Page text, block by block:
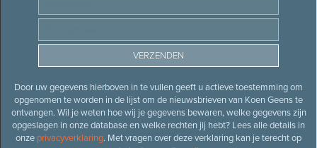
Door uw gegevens hierboven in te vullen geeft u actieve toestemming om
opgenomen te worden in de lijst om de nieuwsbrieven van Koen Geens te
ontvangen. Wil je weten hoe wij je gegevens bewaren, welke gegevens zijn
opgeslagen in onze database en welke rechten jij hebt? Lees alle details in
onze privacyverklaring. Met vragen over deze verklaring kan je terecht op